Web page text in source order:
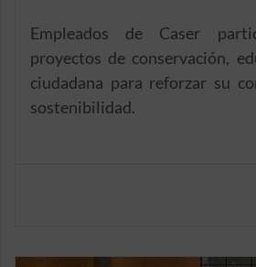
Empleados de Caser
proyectos de conservación,
ciudadana para reforzar su
sostenibilidad.